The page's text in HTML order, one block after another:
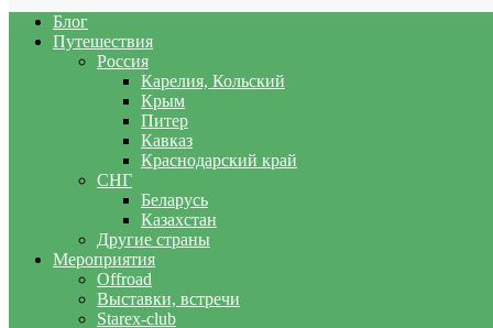
Блог
Путешествия
Россия
Карелия, Кольский
Крым
Питер
Кавказ
Краснодарский край
СНГ
Беларусь
Казахстан
Другие страны
Мероприятия
Offroad
Выставки, встречи
Starex-club